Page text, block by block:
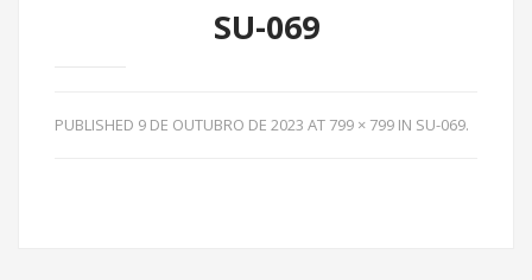
SU-069
PUBLISHED 9 DE OUTUBRO DE 2023 AT 799 × 799 IN SU-069.